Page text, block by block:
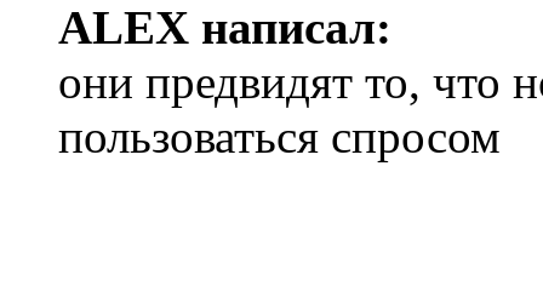
ALEX написал:
они предвидят то, что
пользоваться спросом